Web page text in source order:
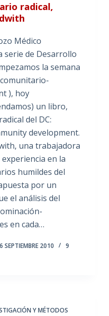
radical,
Médico
de Desarrollo
la semana
), hoy
un libro,
del DC:
development.
una trabajadora
en la
humildes del
por un
el análisis del
en cada…
SEPTIEMBRE 2010
9
Y MÉTODOS